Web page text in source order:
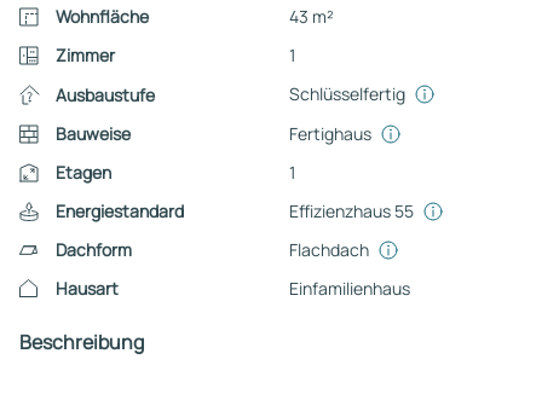
Wohnfläche
43 m²
Zimmer
1
Ausbaustufe
Schlüsselfertig
Bauweise
Fertighaus
Etagen
1
Energiestandard
Effizienzhaus 55
Dachform
Flachdach
Hausart
Einfamilienhaus
Beschreibung